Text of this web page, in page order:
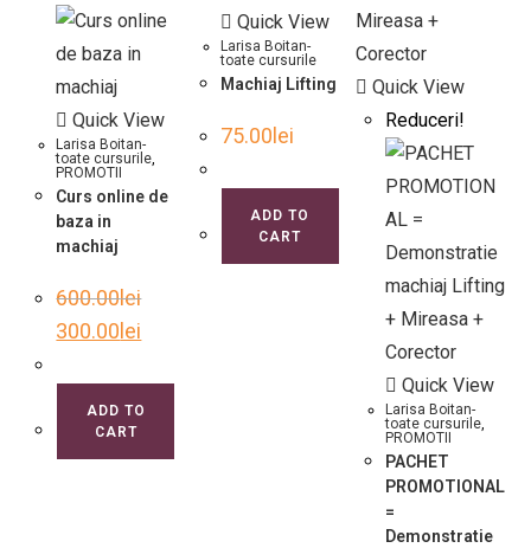
Quick View
Larisa Boitan-
toate cursurile
PROMOTII
Curs online de
baza in
machiaj
600.00lei
300.00lei
ADD TO
CART
Quick View
Larisa Boitan-
toate cursurile
Machiaj Lifting
75.00lei
ADD TO
CART
Quick View
Reduceri!
Quick View
Larisa Boitan-
toate cursurile,
PROMOTII
PACHET
PROMOTIONAL
=
Demonstratie